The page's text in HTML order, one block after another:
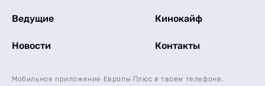
Ведущие Кинокайф
Новости Контакты
Мобильное приложение Европы Плюс в твоем телефоне.